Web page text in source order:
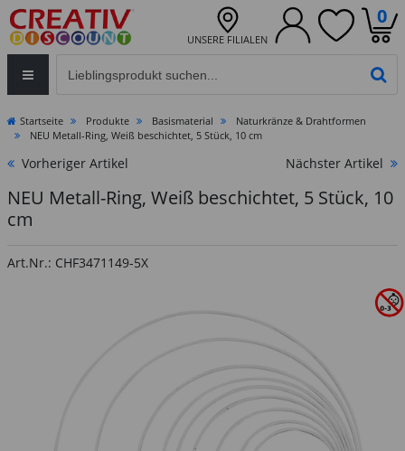
UNSERE FILIALEN
0
Startseite Produkte Basismaterial
Naturkränze & Drahtformen
NEU Metall-Ring, Weiß beschichtet, 5 Stück, 10 cm
Vorheriger Artikel Nächster Artikel
NEU Metall-Ring, Weiß beschichtet, 5 Stück, 10
cm
Art.Nr.: CHF3471149-5X